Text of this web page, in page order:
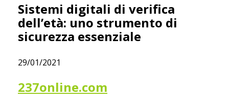
Sistemi digitali di verifica
dell’età: uno strumento di
sicurezza essenziale
29/01/2021
237online.com